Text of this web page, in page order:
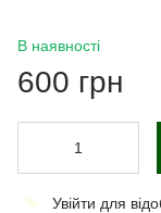
В наявності
600 грн
% Увійти для